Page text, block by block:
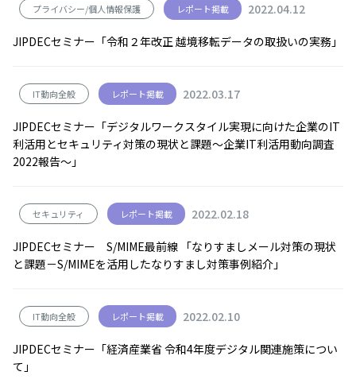
プライバシー/個人情報保護 レポート掲載 2022.04.12
JIPDECセミナー「令和２年改正 越境移転データの取扱いの実務」
IT動向全般 レポート掲載 2022.03.17
JIPDECセミナー「デジタルワークスタイル実現に向けた企業のIT
利活用とセキュリティ対策の現状と課題～企業IT利活用動向調査
2022報告～」
セキュリティ レポート掲載 2022.02.18
JIPDECセミナー S/MIME最前線 「なりすましメール対策の現状
と課題－S/MIMEを活用したなりすまし対策事例紹介」
IT動向全般 レポート掲載 2022.02.10
JIPDECセミナー「経済産業省 令和4年度デジタル関連施策につい
て」